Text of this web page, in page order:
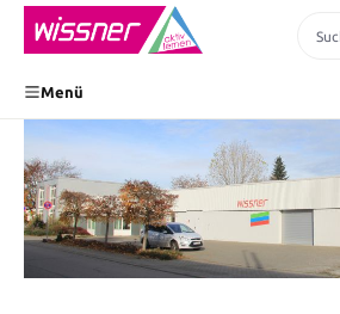
springen
Menü